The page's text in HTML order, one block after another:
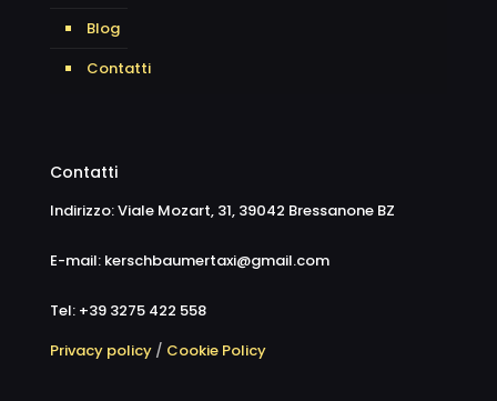
Blog
Contatti
Contatti
Indirizzo: Viale Mozart, 31, 39042 Bressanone BZ
E-mail: kerschbaumertaxi@gmail.com
Tel: +39 3275 422 558
Privacy policy / Cookie Policy